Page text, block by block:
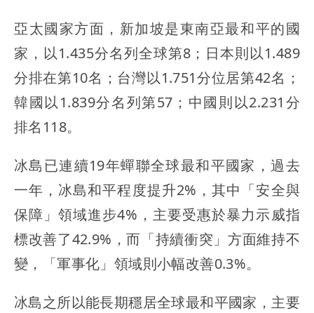
亞太國家方面，新加坡是東南亞最和平的國
家，以1.435分名列全球第8；日本則以1.489
分排在第10名；台灣以1.751分位居第42名；
韓國以1.839分名列第57；中國則以2.231分
排名118。
冰島已連續19年蟬聯全球最和平國家，過去
一年，冰島和平程度提升2%，其中「安全與
保障」領域進步4%，主要受惠於暴力示威指
標改善了42.9%，而「持續衝突」方面維持不
變，「軍事化」領域則小幅改善0.3%。
冰島之所以能長期穩居全球最和平國家，主要